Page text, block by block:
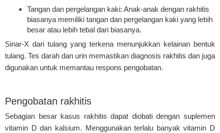
Tangan dan pergelangan kaki: Anak-anak dengan rakhitis
biasanya memiliki tangan dan pergelangan kaki yang lebih
besar atau lebih tebal dari biasanya.
Sinar-X dari tulang yang terkena menunjukkan kelainan bentuk
tulang. Tes darah dan urin memastikan diagnosis rakhitis dan juga
digunakan untuk memantau respons pengobatan.
Pengobatan rakhitis
Sebagian besar kasus rakhitis dapat diobati dengan suplemen
vitamin D dan kalsium. Menggunakan terlalu banyak vitamin D